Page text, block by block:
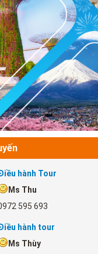
hành Tour
Ms Thu
595 693
hành tour
Ms Thùy